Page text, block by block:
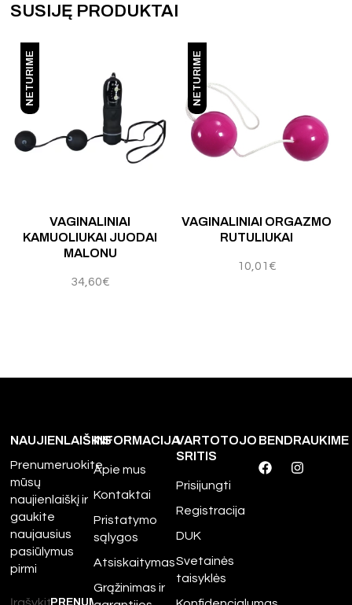
SUSIJĘ PRODUKTAI
NETURIME
VAGINALINIAI
KAMUOLIUKAI JUODAI
MALONU
34,60€
NETURIME
VAGINALINIAI ORGAZMO
RUTULIUKAI
10,01 €
NAUJIENLAIŠKIS
Prenumeruokite
mūsų
naujienlaiškį ir
gaukite
naujausius
pasiūlymus
pirmi
INFORMACIJA
Apie mus
Kontaktai
Pristatymo
sąlygos
Atsiskaitymas
Grąžinimas ir
VARTOTOJO
SRITIS
Prisijungti
Registracija
DUK
Svetainės
taisyklės
BENDRAUKIME